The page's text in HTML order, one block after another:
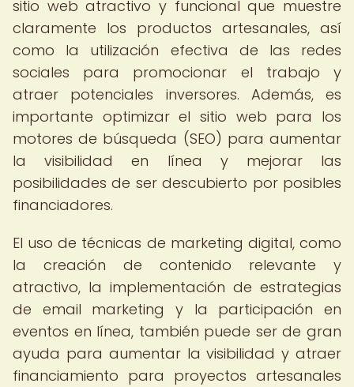
sitio web atractivo y funcional que muestre
claramente los productos artesanales, así
como la utilización efectiva de las redes
sociales para promocionar el trabajo y
atraer potenciales inversores. Además, es
importante optimizar el sitio web para los
motores de búsqueda (SEO) para aumentar
la visibilidad en línea y mejorar las
posibilidades de ser descubierto por posibles
financiadores.
El uso de técnicas de marketing digital, como
la creación de contenido relevante y
atractivo, la implementación de estrategias
de email marketing y la participación en
eventos en línea, también puede ser de gran
ayuda para aumentar la visibilidad y atraer
financiamiento para proyectos artesanales